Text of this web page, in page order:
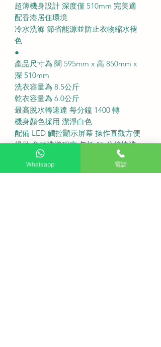
超薄機身設計 深度僅 510mm 完美適
配香港居住環境
冷水洗滌 節省能源並防止衣物縮水褪
色
●
產品尺寸為 闊 595mm x 高 850mm x
深 510mm
洗衣容量為 8.5公斤
乾衣容量為 6.0公斤
最高脫水轉速達 每分鐘 1400 轉
機身顏色採用 潔淨白色
配備 LED 觸控顯示屏幕 操作直觀方便
提供 多種洗滌程序 包括 15 分鐘快洗
設有 預約洗衣 功能配合日常行程
Whatsapp 電話